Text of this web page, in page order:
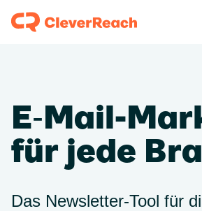
E‑Mail-
für jede
Das Newsletter-Tool für